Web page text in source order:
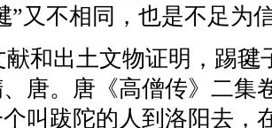
”又不相同，也是不足为
献和出土文物证明，踢毽
唐。唐《高僧传》二集
叫跋陀的人到洛阳去，